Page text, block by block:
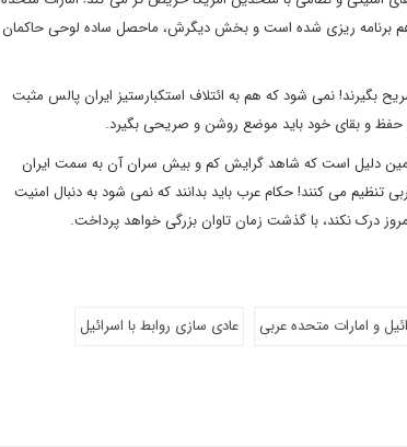
برنامه ریزی شده است و بخش دیگرش، ماحصل ساده لوحی حاکمان
بگیرند! نمی شود که هم به ائتلاف استکبارستیز ایران پالس مثبت
حفظ و بقای خود باید موضع روشن و صریحی بگیرد.
همین دلیل است که شاهد گرایش کم و بیش سران آن به سمت ایران
تنظیم می کنند! حکام عرب باید بدانند که نمی شود به دنبال امنیت
درک نکند، با گذشت زمان تاوان بزرگی خواهد پرداخت.
و امارات متحده عربی
عادی سازی روابط با اسرائیل